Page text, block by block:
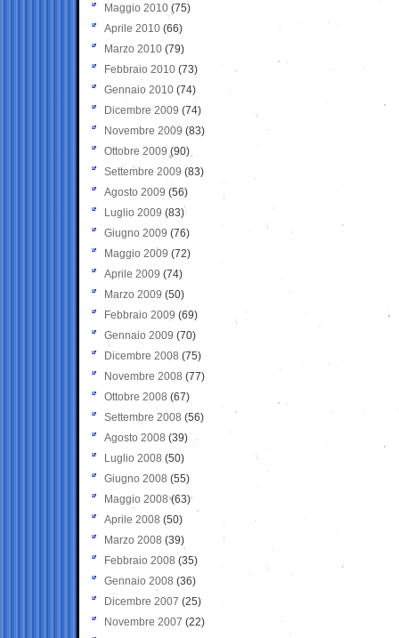
Maggio 2010 (75)
Aprile 2010 (66)
Marzo 2010 (79)
Febbraio 2010 (73)
Gennaio 2010 (74)
Dicembre 2009 (74)
Novembre 2009 (83)
Ottobre 2009 (90)
Settembre 2009 (83)
Agosto 2009 (56)
Luglio 2009 (83)
Giugno 2009 (76)
Maggio 2009 (72)
Aprile 2009 (74)
Marzo 2009 (50)
Febbraio 2009 (69)
Gennaio 2009 (70)
Dicembre 2008 (75)
Novembre 2008 (77)
Ottobre 2008 (67)
Settembre 2008 (56)
Agosto 2008 (39)
Luglio 2008 (50)
Giugno 2008 (55)
Maggio 2008(63)
Aprile 2008 (50)
Marzo 2008 (39)
Febbraio 2008 (35)
Gennaio 2008 (36)
Dicembre 2007 (25)
Novembre 2007 (22)